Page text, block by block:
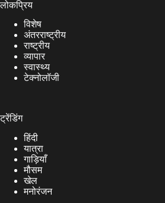
लोकप्रिय
विशेष
अंतरराष्ट्रीय
राष्ट्रीय
व्यापार
स्वास्थ्य
टेक्नोलॉजी
ट्रेंडिंग
हिंदी
यात्रा
गाड़ियाँ
मौसम
खेल
मनोरंजन